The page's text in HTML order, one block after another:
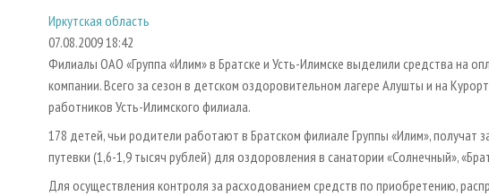
Иркутская область
07.08.2009 18:42
Филиалы ОАО «Группа «Илим» в Братске и Усть-Илимске выделили средства на
компании. Всего за сезон в детском оздоровительном лагере Алушты и на
работников Усть-Илимского филиала.
178 детей, чьи родители работают в Братском филиале Группы «Илим», получат
путевки (1,6-1,9 тысяч рублей) для оздоровления в санатории «Солнечный»,
Для осуществления контроля за расходованием средств по приобретению,